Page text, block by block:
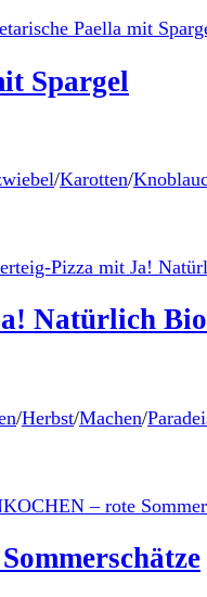
Spargel
/Karotten/
Natürlich
/Herbst/Machen/